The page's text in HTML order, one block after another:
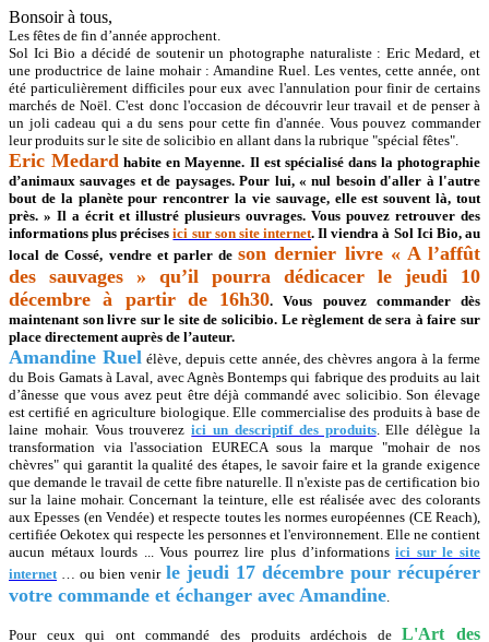
Bonsoir à tous,
Les fêtes de fin d’année approchent.
Sol Ici Bio a décidé de soutenir un photographe naturaliste : Eric Medard, et
une productrice de laine mohair : Amandine Ruel. Les ventes, cette année, ont
été particulièrement difficiles pour eux avec l'annulation pour finir de certains
marchés de Noël. C'est donc l'occasion de découvrir leur travail et de penser à
un joli cadeau qui a du sens pour cette fin d'année. Vous pouvez commander
leur produits sur le site de solicibio en allant dans la rubrique "spécial fêtes".
Eric Medard habite en Mayenne. Il est spécialisé dans la photographie
d’animaux sauvages et de paysages. Pour lui, « nul besoin d'aller à l'autre
bout de la planète pour rencontrer la vie sauvage, elle est souvent là, tout
près. » Il a écrit et illustré plusieurs ouvrages. Vous pouvez retrouver des
informations plus précisesici sur son site internet. Il viendra à Sol Ici Bio, au
local de Cossé, vendre et parler deson dernier livre « A l’affût
des sauvages » qu’il pourra dédicacer le jeudi 10
décembre à partir de 16h30. Vous pouvez commander dès
maintenant son livre sur le site de solicibio. Le règlement de sera à faire sur
place directement auprès de l’auteur.
Amandine Ruel élève, depuis cette année, des chèvres angora à la ferme
du Bois Gamats à Laval, avec Agnès Bontemps qui fabrique des produits au lait
d’ânesse que vous avez peut être déjà commandé avec solicibio. Son élevage
est certifié en agriculture biologique. Elle commercialise des produits à base de
laine mohair. Vous trouverezici un descriptif des produits. Elle délègue la
transformation via l'association EURECA sous la marque "mohair de nos
chèvres" qui garantit la qualité des étapes, le savoir faire et la grande exigence
que demande le travail de cette fibre naturelle. Il n'existe pas de certification bio
sur la laine mohair. Concernant la teinture, elle est réalisée avec des colorants
aux Epesses (en Vendée) et respecte toutes les normes européennes (CE Reach),
certifiée Oekotex qui respecte les personnes et l'environnement. Elle ne contient
aucun métaux lourds ... Vous pourrez lire plus d’informationsici sur le site
internet … ou bien venir le jeudi 17 décembre pour récupérer
votre commande et échanger avec Amandine
Pour ceux qui ont commandé des produits ardéchois de L'Art des